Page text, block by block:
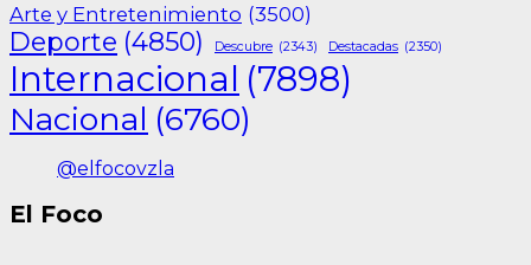
Arte y Entretenimiento (3500)
Deporte (4850) Descubre (2343) Destacadas (2350)
Internacional (7898)
Nacional (6760)
@elfocovzla
El Foco